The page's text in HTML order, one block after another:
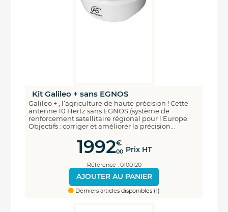
Kit Galileo + sans EGNOS
Galileo + , l’agriculture de haute précision ! Cette
antenne 10 Hertz sans EGNOS (système de
renforcement satellitaire régional pour l'Europe.
Objectifs : corriger et améliorer la précision...
1992€
00 Prix HT
Référence : 0100120
AJOUTER AU PANIER
Derniers articles disponibles (1)